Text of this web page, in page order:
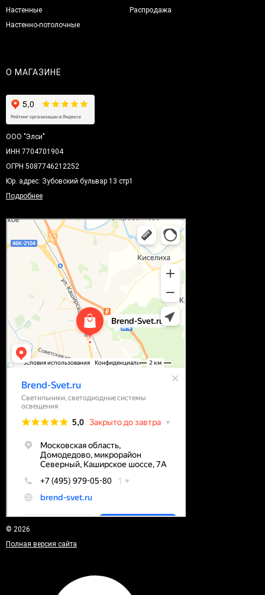
Настенные
Настенно-потолочные
Распродажа
О МАГАЗИНЕ
ООО "Элси"
ИНН 7704701904
ОГРН 5087746212252
Юр. адрес: Зубовский бульвар 13 стр1
Подробнее
© 2026
Полная версия сайта